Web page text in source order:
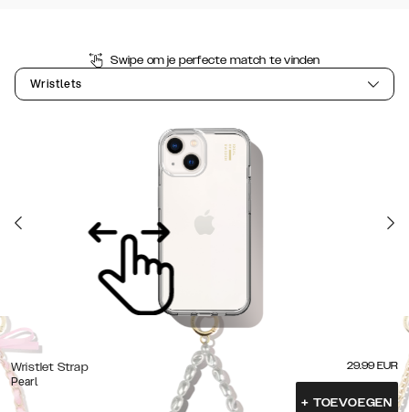
Swipe om je perfecte match te vinden
Wristlets
Wristlet Strap
Pearl
29.99 EUR
+ TOEVOEGEN